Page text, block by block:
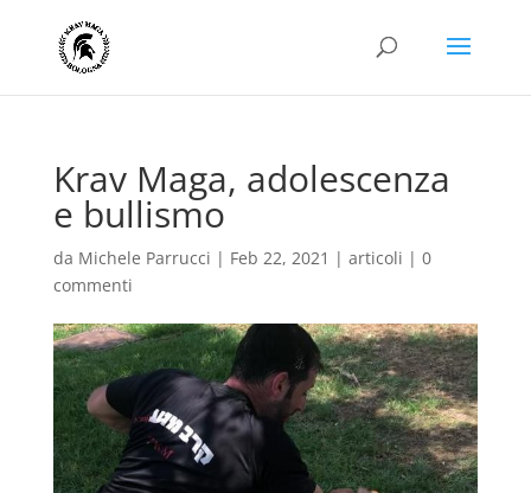
Krav Maga, adolescenza
e bullismo
da Michele Parrucci | Feb 22, 2021 | articoli | 0
commenti